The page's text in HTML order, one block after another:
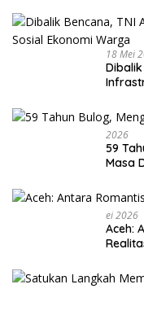
18 Mei
2026
59
Masa
Ei 2026
Aceh: